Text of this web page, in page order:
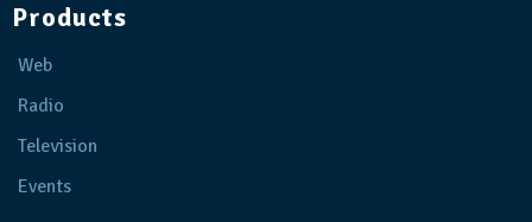
Products
Web
Radio
Television
Events